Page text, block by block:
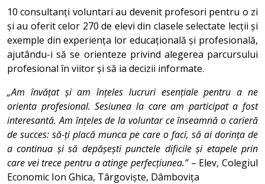
10 consultanți voluntari au devenit profesori pentru o zi
și au oferit celor 270 de elevi din clasele selectate lecții și
exemple din experiența lor educațională și profesională,
ajutându-i să se orienteze privind alegerea parcursului
profesional în viitor și să ia decizii informate.
„Am învățat și am înțeles lucruri esențiale pentru a ne
orienta profesional. Sesiunea la care am participat a fost
interesantă. Am înțeles de la voluntar ce înseamnă o carieră
de succes: să-ți placă munca pe care o faci, să ai dorința de
a continua și să depășești punctele dificile și etapele prin
care vei trece pentru a atinge perfecțiunea.”– Elev, Colegiul
Economic Ion Ghica, Târgoviște, Dâmbovița